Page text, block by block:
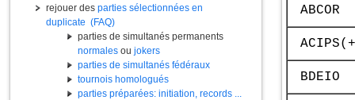
rejouer des parties sélectionnées en
duplicate (FAQ)
parties de simultanés permanents
normales ou jokers
parties de simultanés fédéraux
tournois homologués
parties préparées: initiation, records ...
ABCOR
BDEIO